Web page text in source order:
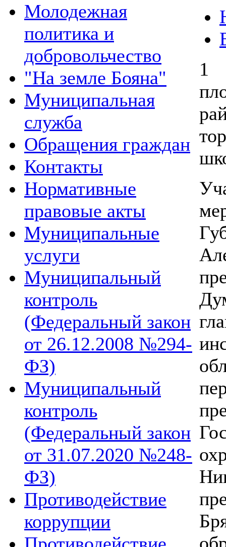
Молодежная
политика и
добровольчество
"На земле Бояна"
Муниципальная
служба
Обращения граждан
Контакты
Нормативные
правовые акты
Муниципальные
услуги
Муниципальный
контроль
(Федеральный закон
от 26.12.2008 №294-
ФЗ)
Муниципальный
контроль
(Федеральный закон
от 31.07.2020 №248-
ФЗ)
Противодействие
коррупции
1